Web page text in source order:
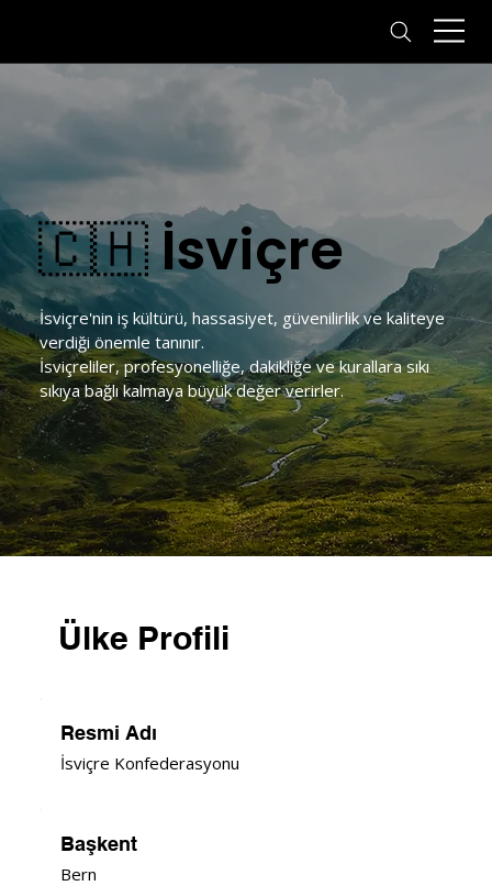
🇨🇭 İsviçre
İsviçre'nin iş kültürü, hassasiyet, güvenilirlik ve kaliteye
verdiği önemle tanınır.
İsviçreliler, profesyonelliğe, dakikliğe ve kurallara sıkı
sıkıya bağlı kalmaya büyük değer verirler.
Ülke Profili
Başkent
Bern
Resmi Adı
İsviçre Konfederasyonu